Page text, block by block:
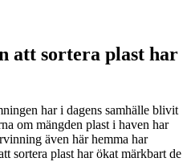
att sortera plast har
har i dagens samhälle blivit
om mängden plast i haven har
även här hemma har
sortera plast har ökat märkbart de